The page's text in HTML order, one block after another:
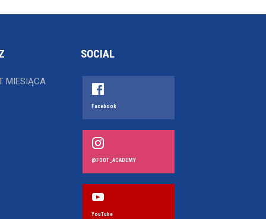
MIESIĄCA
SOCIAL
Facebook
@FOOT_ACADEMY
YouTube